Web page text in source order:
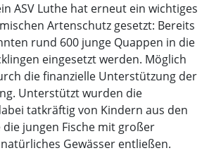
ASV Luthe hat erneut ein wichtiges
Artenschutz gesetzt: Bereits
rund 600 junge Quappen in die
eingesetzt werden. Möglich
die finanzielle Unterstützung der
Unterstützt wurden die
tatkräftig von Kindern aus den
die jungen Fische mit großer
Gewässer entließen.